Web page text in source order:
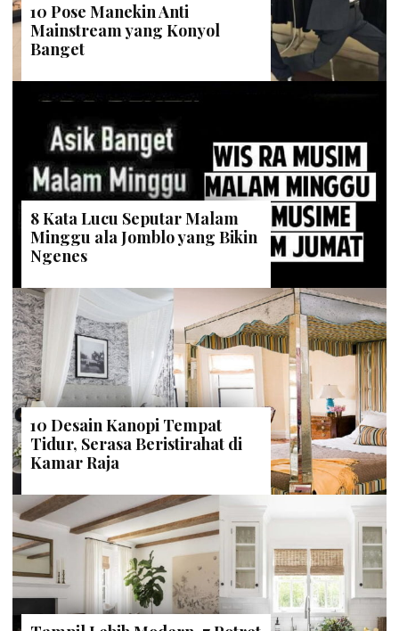
10 Pose Manekin Anti
Mainstream yang Konyol
Banget
8 Kata Lucu Seputar Malam
Minggu ala Jomblo yang Bikin
Ngenes
10 Desain Kanopi Tempat
Tidur, Serasa Beristirahat di
Kamar Raja